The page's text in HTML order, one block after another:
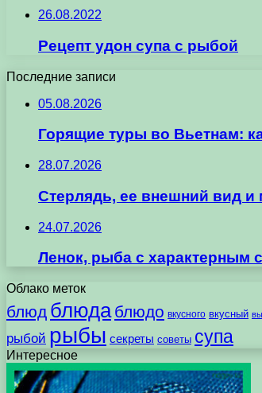
26.08.2022
Рецепт удон супа с рыбой
Последние записи
05.08.2026
Горящие туры во Вьетнам:
28.07.2026
Стерлядь, ее внешний вид
24.07.2026
Ленок, рыба с характерным
Облако меток
блюд блюда блюдо вкусного вкусный
рыбой рыбы секреты советы супа
Интересное